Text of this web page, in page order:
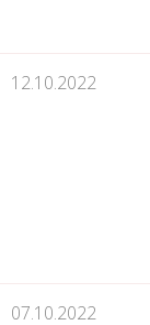
12.10.2022
07.10.2022